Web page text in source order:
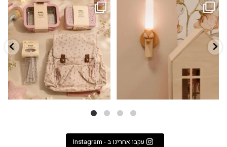
✨ חוזרים למסגרת בסטייל! ✨
הקולקציה החדשה...
9 4
גם פריט עיצובי לחדר, גם מנורת לילה
...
3 0
עקבו אחרינו ב - Instagram